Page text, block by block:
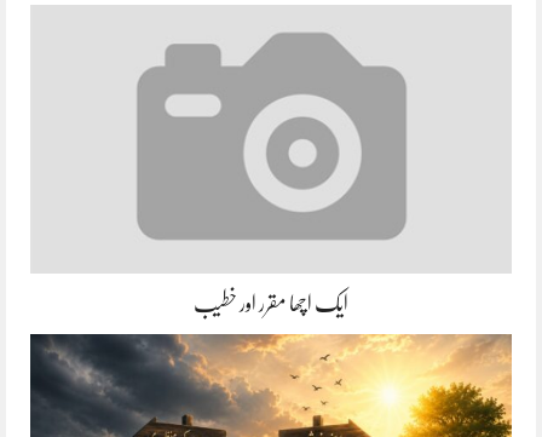
ایک اچھا مقرر اور خطیب